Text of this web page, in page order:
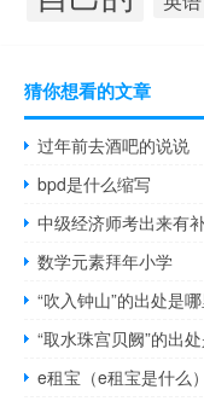
猜你想看的文章
过年前去酒吧的说说
bpd是什么缩写
中级经济师考出来有
数学元素拜年小学
“吹入钟山”的出处是
“取水珠宫贝阙”的出
e租宝（e租宝是什么）